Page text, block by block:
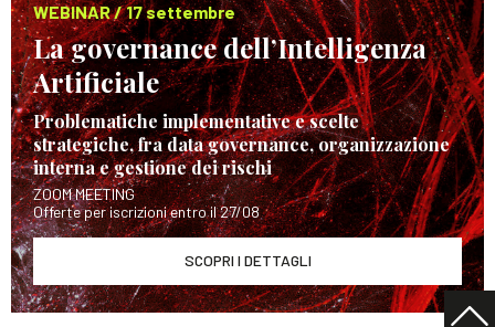
WEBINAR / 17 settembre
La governance dell’Intelligenza
Artificiale
Problematiche implementative e scelte
strategiche, fra data governance, organizzazione
interna e gestione dei rischi
ZOOM MEETING
Offerte per iscrizioni entro il 27/08
SCOPRI I DETTAGLI